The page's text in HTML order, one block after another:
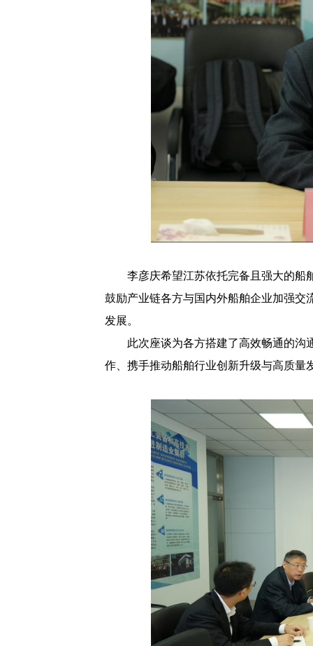
李彦庆希望江苏依托完备且强大的船
鼓励产业链各方与国内外船舶企业加强交
发展。
此次座谈为各方搭建了高效畅通的沟
作、携手推动船舶行业创新升级与高质量